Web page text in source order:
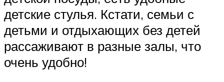
детские стулья. Кстати, семьи с
детьми и отдыхающих без детей
рассаживают в разные залы, что
очень удобно!